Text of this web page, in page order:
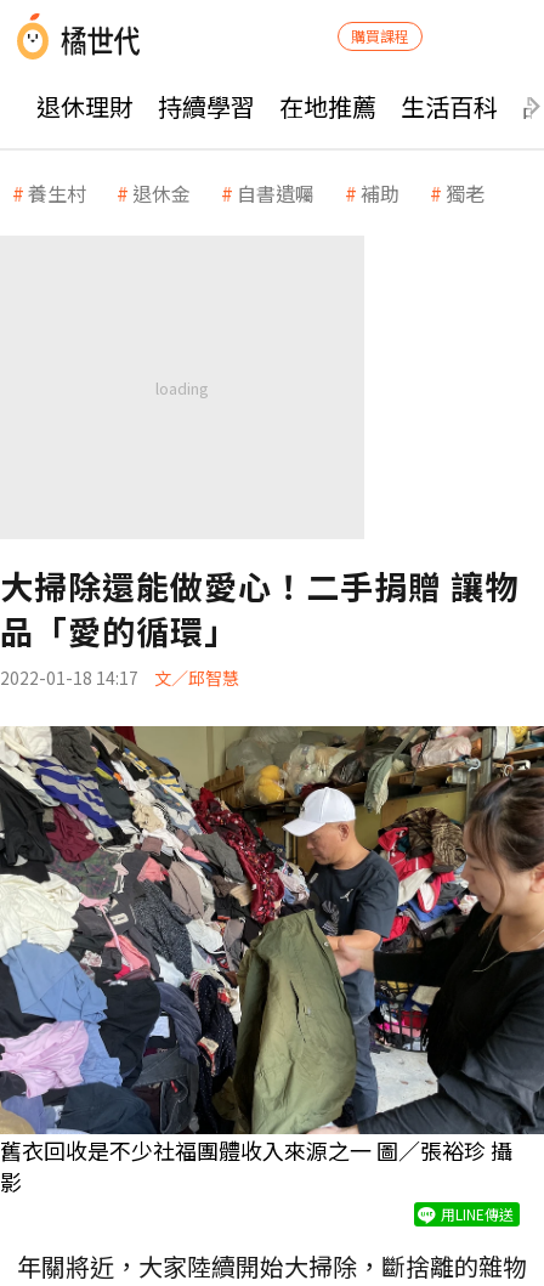
購買課程
退休理財 持續學習 在地推薦 生活百科
養生村 退休金 自書遺囑 補助 獨老
大掃除還能做愛心！二手捐贈 讓物
品「愛的循環」
2022-01-18 14:17 文／邱智慧
舊衣回收是不少社福團體收入來源之一 圖／張裕珍 攝
影
用LINE傳送
年關將近，大家陸續開始大掃除，斷捨離的雜物